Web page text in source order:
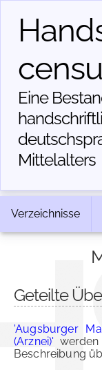
Eine
Mittelalters
Verzeichnisse
Geteilte
'Augsburger
(Arznei)'
Beschreibung